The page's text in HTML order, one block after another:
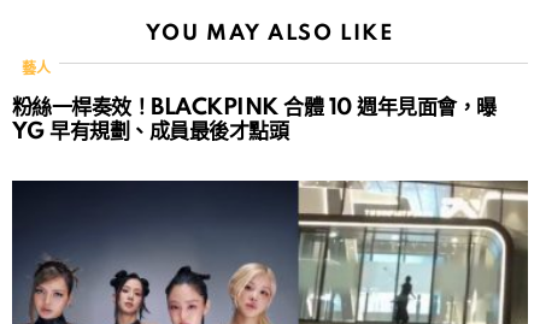
YOU MAY ALSO LIKE
藝人
粉絲一桿奏效！BLACKPINK 合體 10 週年見面會，曝
YG 早有規劃、成員最後才點頭